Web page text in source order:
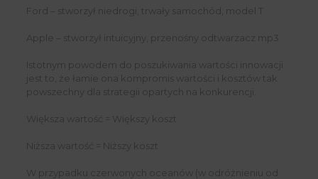
Ford – stworzył niedrogi, trwały samochód, model T
Apple – stworzył intuicyjny, przenośny odtwarzacz mp3
Istotnym powodem do poszukiwania wartości innowacji
jest to, że łamie ona kompromis wartości i kosztów tak
powszechny dla strategii opartych na konkurencji.
Większa wartość = Większy koszt
Niższa wartość = Niższy koszt
W przypadku czerwonych oceanów (w odróżnieniu od